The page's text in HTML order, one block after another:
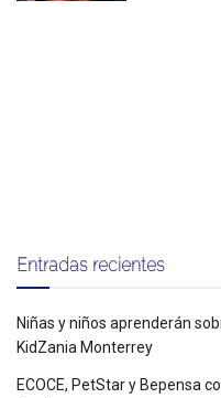
Entradas recientes
Niñas y niños aprenderán
KidZania Monterrey
ECOCE, PetStar y Bepensa